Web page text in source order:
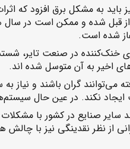
به مشکل برق افزود که
قبل شده و ممکن است در سال
شده است.
خنک‌کننده در صنعت تایر،
اخیر به آن متوسل شده اند.
می‌توانند گران باشند و نیاز
نکند. در عین حال سیستم‌های
سایر صنایع در کشور با
از نظر نقدینگی نیز با